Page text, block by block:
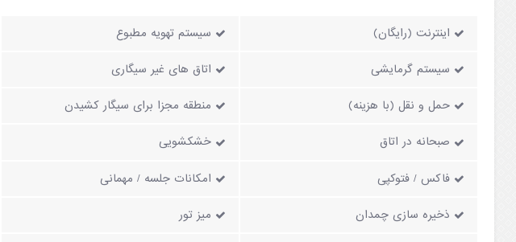
اینترنت (رایگان) سیستم تهویه مطبوع
سیستم گرمایشی اتاق های غیر سیگاری
حمل و نقل (با هزینه) منطقه مجزا برای سیگار کشیدن
صبحانه در اتاق خشکشویی
فاکس / فتوکپی امکانات جلسه / مهمانی
ذخیره سازی چمدان میز تور